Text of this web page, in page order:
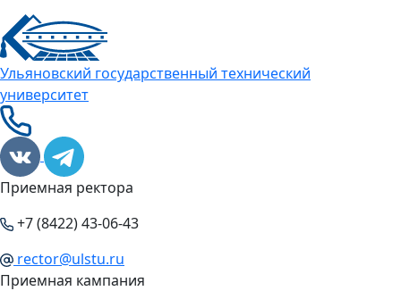
Ульяновский государственный технический
университет
Приемная ректора
+7 (8422) 43-06-43
rector@ulstu.ru
Приемная кампания